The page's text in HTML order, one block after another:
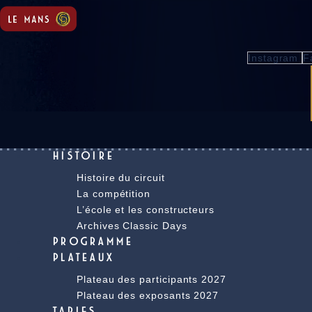
Instagram
HISTOIRE
Histoire du circuit
La compétition
L’école et les constructeurs
Archives Classic Days
PROGRAMME
PLATEAUX
Plateau des participants 2027
Plateau des exposants 2027